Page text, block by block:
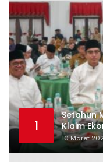
1
Setahun
Klaim
Turun
10 Maret